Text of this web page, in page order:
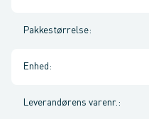
Pakkestørrelse:
Enhed :
Leverandørens varenr. :